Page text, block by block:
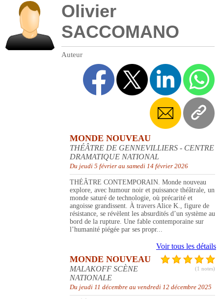
Olivier
SACCOMANO
Auteur
MONDE NOUVEAU
THÉÂTRE DE GENNEVILLIERS - CENTRE
DRAMATIQUE NATIONAL
Du jeudi 5 février au samedi 14 février 2026
THÉÂTRE CONTEMPORAIN. Monde nouveau
explore, avec humour noir et puissance théâtrale, un
monde saturé de technologie, où précarité et
angoisse grandissent. À travers Alice K., figure de
résistance, se révèlent les absurdités d’un système au
bord de la rupture. Une fable contemporaine sur
l’humanité piégée par ses propr...
Voir tous les détails
(1 notes)
MONDE NOUVEAU
MALAKOFF SCÈNE
NATIONALE
Du jeudi 11 décembre au vendredi 12 décembre 2025